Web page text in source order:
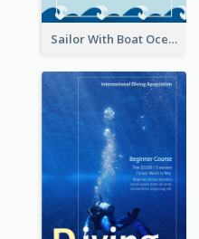
Sailor With Boat Ocean Drama Poster